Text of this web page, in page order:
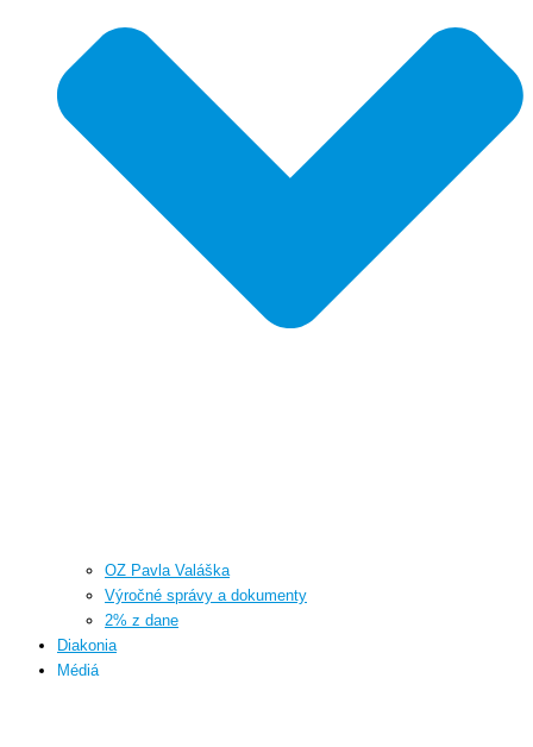
OZ Pavla Valáška
Výročné správy a dokumenty
2% z dane
Diakonia
Médiá